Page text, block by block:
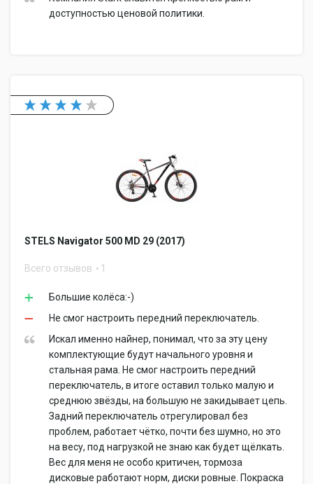
доступностью ценовой политики.
STELS Navigator 500 MD 29 (2017)
Всего отзывов 1
Большие колёса:-)
Не смог настроить передний переключатель.
Искал именно найнер, понимал, что за эту цену
комплектующие будут начального уровня и
стальная рама. Не смог настроить передний
переключатель, в итоге оставил только малую и
среднюю звёзды, на большую не закидывает цепь.
Задний переключатель отрегулировал без
проблем, работает чётко, почти без шумно, но это
на весу, под нагрузкой не знаю как будет щёлкать.
Вес для меня не особо критичен, тормоза
дисковые работают норм, диски ровные. Покраска